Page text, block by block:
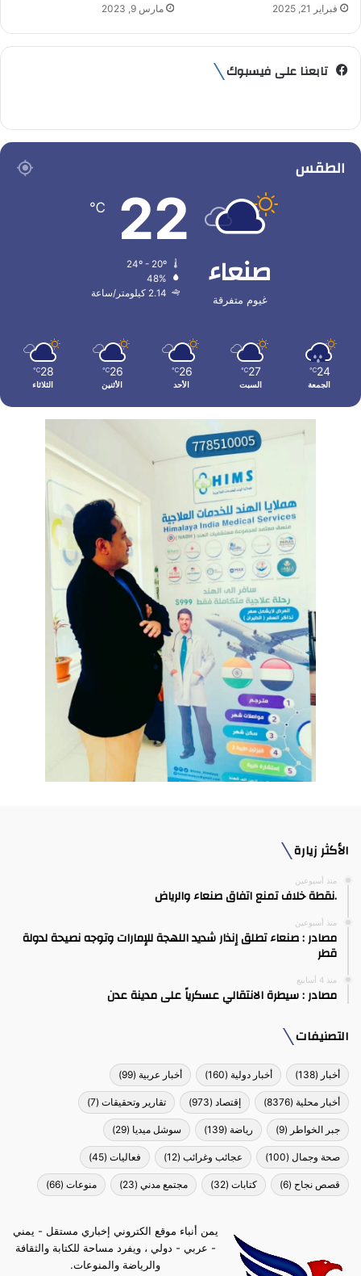
فبراير 21, 2025 مارس 9, 2023
تابعنا على فيسبوك
الطقس
صنعاء
غيوم متفرقة
22
℃
48%
2.14 كيلومتر/ساعة
24
℃
الجمعة
27
℃
السبت
26
℃
الأحد
26
℃
الأثنين
28
℃
الثلاثاء
الأكثر زيارة
منذ أسبوعين
.نقطة خلاف تمنع اتفاق صنعاء والرياض
منذ أسبوعين
مصادر : صنعاء تطلق إنذار شديد اللهجة للإمارات وتوجه نصيحة لدولة
قطر
منذ 4 أسابيع
مصادر : سيطرة الانتقالي عسكرياً على مدينة عدن
التصنيفات
أخبار (138) أخبار دولية (160) أخبار عربية (99)
أخبار محلية (8376) إقتصاد (973) تقارير وتحقيقات (7)
جبر الخواطر (9) رياضة (139) سوشل ميديا (29)
صحة وجمال (100) عجائب وغرائب (12) فعاليات (45)
قصص نجاح (6) كتابات (32) مجتمع مدني (23) منوعات (66)
يمن أنباء موقع الكتروني إخباري مستقل - يمني
- عربي - دولي ، ويفرد مساحة للكتابة والثقافة
والرياضة والمنوعات.